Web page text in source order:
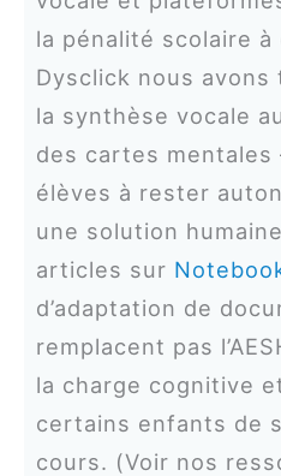
la pénalité scolaire
Dysclick nous
la synthèse vocale
des cartes
élèves à rester
une solution
articles sur
d’adaptation de
remplacent pas
la charge cognitive
certains enfants de
cours. (Voir nos